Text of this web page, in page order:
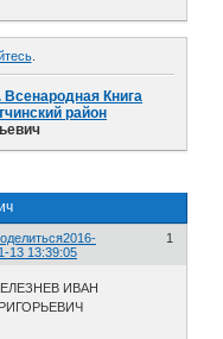
.
Всенародная Книга
район
1
2016-
13 13:39:05
ИВАН